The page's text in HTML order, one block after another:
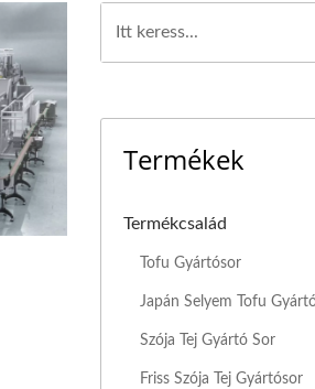
TOFU
IPARI TOFU
SZÓJA HÚS
TOFU
GYÁRTÓ,
TOFU GÉPEK
GÉP, TOFU
KÉSZÍTŐ
Termékek
Termékcsalád
Tofu Gyártósor
Japán Selyem Tofu
Szója Tej Gyártó Sor
Friss Szója Tej Gyártósor